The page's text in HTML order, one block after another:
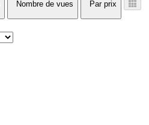
Nombre de vues Par prix